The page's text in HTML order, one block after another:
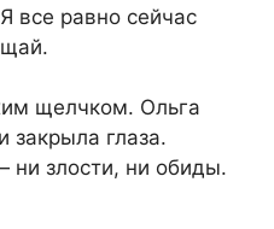
все равно сейчас
щелчком. Ольга
закрыла глаза.
ни злости, ни обиды.